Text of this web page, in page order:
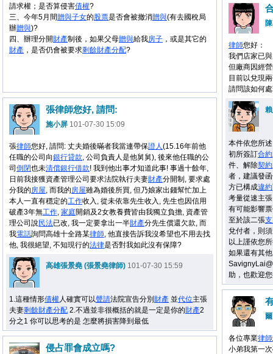
請求權；是否算侵害債權?
三、今年5月間贈與子女的股票是否會被撤消贈與(有去國稅局
辦贈與)?
四、辦理分開財產制後，如果父母贈與給我房子 ，或是其它的
財產 ，是否仍會被要求剩餘財產分配?
律師您好：
我們店家已
但廠商因經
目前以兌現
請問該如何
本件依您所
初所簽訂合約
件、解除契約
者，建議發
方已構成違約
考量從速主
有可能影響
至於該二張
兌付者，則
以上謹依您
如果還有其
助，也歡迎
張律師您好, 請問:
施小屏 101-07-30 15:09
張律師您好, 請問: 丈夫婚後暪者我當連帶保證人(15.16年前他
任職的公司向銀行貸款, 公司負責人是他舅舅), 後來他任職的公
司 倒閉也未清償銀行借款! 我到他出事才知道此事! 事過十餘年,
日前我接獲資產管理公司要求法院執行夫妻財產分開制, 要求處
分我的房屋, 而我的房屋雖為婚後所買, 但乃娘家出錢幫忙加上
本人一直有穩定的工作收入, 從未依靠先生收入, 先生也因信用
破產3年無工作, 家庭開銷及2女教養費皆由我獨立負擔, 資產管
理公司說民法已改, 我一定要拿出一半財產分先生償還欠款, 而
我電話詢問高雄十全路某律師, 他直接告訴我沒希望也不用去找
他, 我很絕望, 不知現行的法律是否對我如此沒有保障?
高雄張景堯 (張景堯律師) 101-07-30 15:59
1.這種情形債權人確實可以聲請法院宣告分別 財產 並代位主張
夫妻剩餘財產分配 2.不過並非很概括的就是一定是你的財產2
分之1 你可以思考的是 怎麼將損害降到最低
各位專業律師
小弟我第一
侵占罪會成立嗎?